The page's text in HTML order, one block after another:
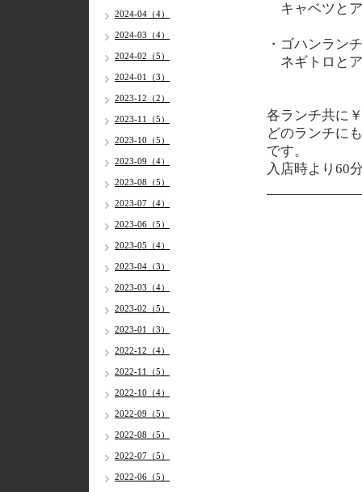
キャベツと
・ゴハンランチ
ネギトロと
各ランチ共に
どのランチに
です。
入店時より60
2024-04（4）
2024-03（4）
2024-02（5）
2024-01（3）
2023-12（2）
2023-11（5）
2023-10（5）
2023-09（4）
2023-08（5）
2023-07（4）
2023-06（5）
2023-05（4）
2023-04（3）
2023-03（4）
2023-02（5）
2023-01（3）
2022-12（4）
2022-11（5）
2022-10（4）
2022-09（5）
2022-08（5）
2022-07（5）
2022-06（5）